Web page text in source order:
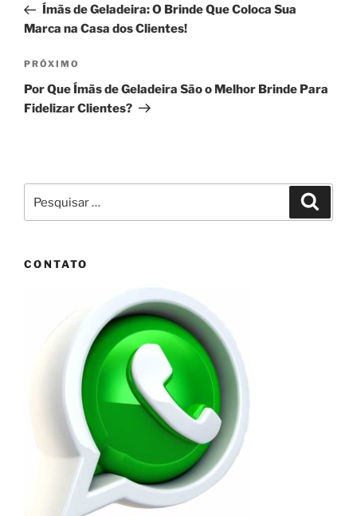
Post
anterior
Ímãs de Geladeira: O Brinde Que Coloca Sua
Marca na Casa dos Clientes!
Próximo
post
PRÓXIMO
Por Que Ímãs de Geladeira São o Melhor Brinde Para
Fidelizar Clientes?
por:
CONTATO